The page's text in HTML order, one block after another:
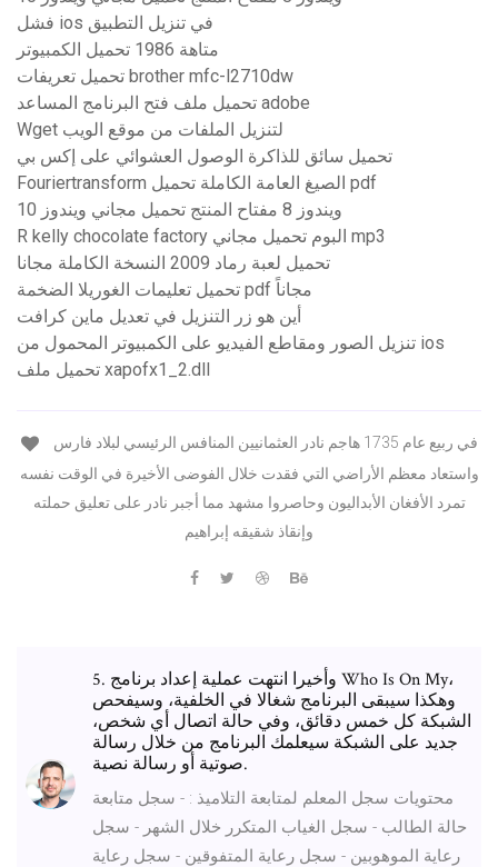
فشل ios في تنزيل التطبيق
متاهة 1986 تحميل الكمبيوتر
تحميل تعريفات brother mfc-l2710dw
تحميل ملف فتح البرنامج المساعد adobe
Wget لتنزيل الملفات من موقع الويب
تحميل سائق للذاكرة الوصول العشوائي على إكس بي
Fouriertransform الصيغ العامة الكاملة تحميل pdf
ويندوز 8 مفتاح المنتج تحميل مجاني ويندوز 10
R kelly chocolate factory البوم تحميل مجاني mp3
تحميل لعبة رماد 2009 النسخة الكاملة مجانا
تحميل تعليمات الغوريلا الضخمة pdf مجاناً
أين هو زر التنزيل في تعديل ماين كرافت
تنزيل الصور ومقاطع الفيديو على الكمبيوتر المحمول من ios
تحميل ملف xapofx1_2.dll
واستعاد معظم الأراضي التي فقدت خلال الفوضى الأخيرة في الوقت نفسه
تمرد الأفغان الأبداليون وحاصروا مشهد مما أجبر نادر على تعليق حملته
وإنقاذ شقيقه إبراهيم
5. وأخيرا انتهت عملية إعداد برنامج Who Is On My،
وهكذا سيبقى البرنامج شغالا في الخلفية، وسيفحص
الشبكة كل خمس دقائق، وفي حالة اتصال أي شخص،
جديد على الشبكة سيعلمك البرنامج من خلال رسالة
صوتية أو رسالة نصية.
محتويات سجل المعلم لمتابعة التلاميذ : - سجل متابعة
حالة الطالب - سجل الغياب المتكرر خلال الشهر - سجل
رعاية الموهوبين - سجل رعاية المتفوقين - سجل رعاية